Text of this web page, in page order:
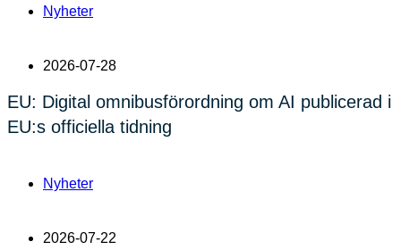
Nyheter
2026-07-28
EU: Digital omnibusförordning om AI publicerad i
EU:s officiella tidning
Nyheter
2026-07-22